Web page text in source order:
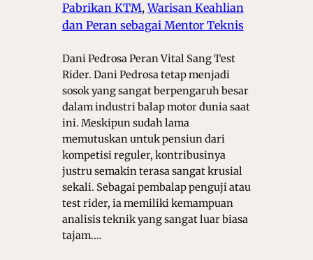
Pabrikan KTM, Warisan Keahlian
dan Peran sebagai Mentor Teknis
Dani Pedrosa Peran Vital Sang Test
Rider. Dani Pedrosa tetap menjadi
sosok yang sangat berpengaruh besar
dalam industri balap motor dunia saat
ini. Meskipun sudah lama
memutuskan untuk pensiun dari
kompetisi reguler, kontribusinya
justru semakin terasa sangat krusial
sekali. Sebagai pembalap penguji atau
test rider, ia memiliki kemampuan
analisis teknik yang sangat luar biasa
tajam.…